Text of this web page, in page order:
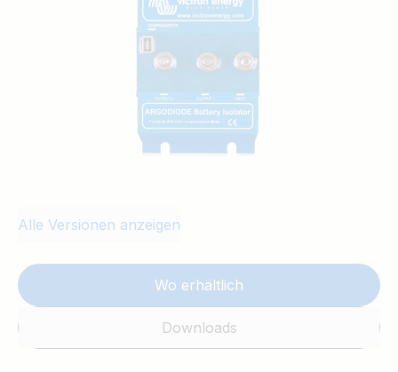
automatisch zum Entladen der
Starterbatterie. Niedriger Spannungsabfall
Dioden mit hohem Wirkungsgrad.
Alle Versionen anzeigen
Wo erhältlich
Downloads